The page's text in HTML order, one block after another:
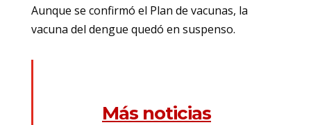
Aunque se confirmó el Plan de vacunas, la
vacuna del dengue quedó en suspenso.
Más noticias